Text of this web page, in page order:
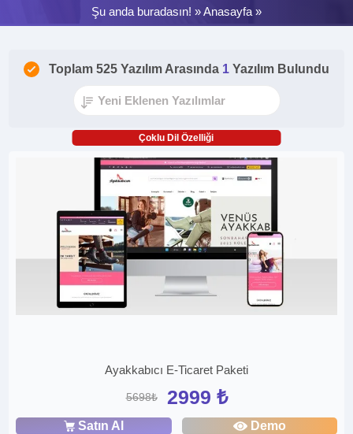
Şu anda buradasın! »Anasayfa »
Toplam 525 Yazılım Arasında 1 Yazılım Bulundu
Çoklu Dil Özelliği
Ayakkabıcı E-Ticaret Paketi
5698₺ 2999 ₺
Satın Al Demo